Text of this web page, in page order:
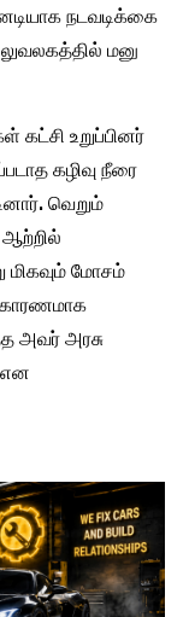
நடவடிக்கை
மனு
கட்சி உறுப்பினர்
கழிவு நீரை
வெறும்
மோசம்
அவர் அரசு
என